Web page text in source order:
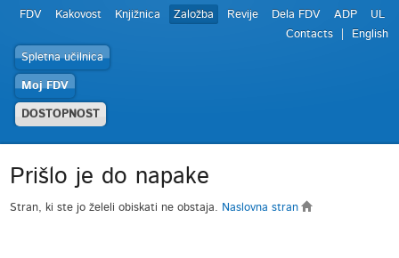
FDV Kakovost Knjižnica Založba Revije Dela FDV ADP
UL
Contacts
English
Spletna učilnica
Moj FDV
DOSTOPNOST
Prišlo je do napake
Stran, ki ste jo želeli obiskati ne obstaja. Naslovna stran